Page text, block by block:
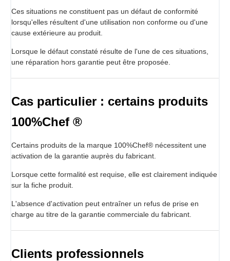
Ces situations ne constituent pas un défaut de conformité
lorsqu'elles résultent d'une utilisation non conforme ou d'une
cause extérieure au produit.
Lorsque le défaut constaté résulte de l'une de ces situations,
une réparation hors garantie peut être proposée.
Cas particulier : certains produits
100%Chef ®
Certains produits de la marque 100%Chef® nécessitent une
activation de la garantie auprès du fabricant.
Lorsque cette formalité est requise, elle est clairement indiquée
sur la fiche produit.
L'absence d'activation peut entraîner un refus de prise en
charge au titre de la garantie commerciale du fabricant.
Clients professionnels